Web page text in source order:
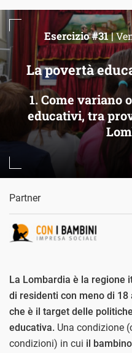
La povertà
1. Come variano
educativi, tra
Esercizio #31 |
Partner
La Lombardia è la regione
di residenti con meno di
che è il target delle
educativa. Una condizione
condizioni) in cui il